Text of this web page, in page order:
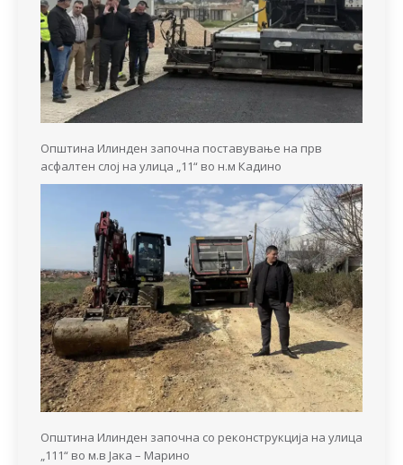
Општина Илинден започна поставување на прв
асфалтен слој на улица „11“ во н.м Кадино
Општина Илинден започна со реконструкција на улица
„111“ во м.в Јака – Марино